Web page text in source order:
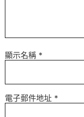
顯示名稱 *
電子郵件地址 *